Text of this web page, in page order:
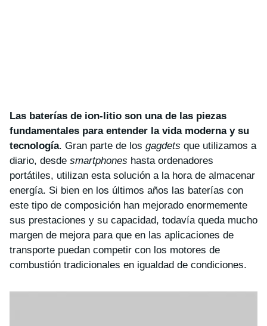
Las baterías de ion-litio son una de las piezas
fundamentales para entender la vida moderna y su
tecnología. Gran parte de los gagdets que utilizamos a
diario, desde smartphones hasta ordenadores
portátiles, utilizan esta solución a la hora de almacenar
energía. Si bien en los últimos años las baterías con
este tipo de composición han mejorado enormemente
sus prestaciones y su capacidad, todavía queda mucho
margen de mejora para que en las aplicaciones de
transporte puedan competir con los motores de
combustión tradicionales en igualdad de condiciones.